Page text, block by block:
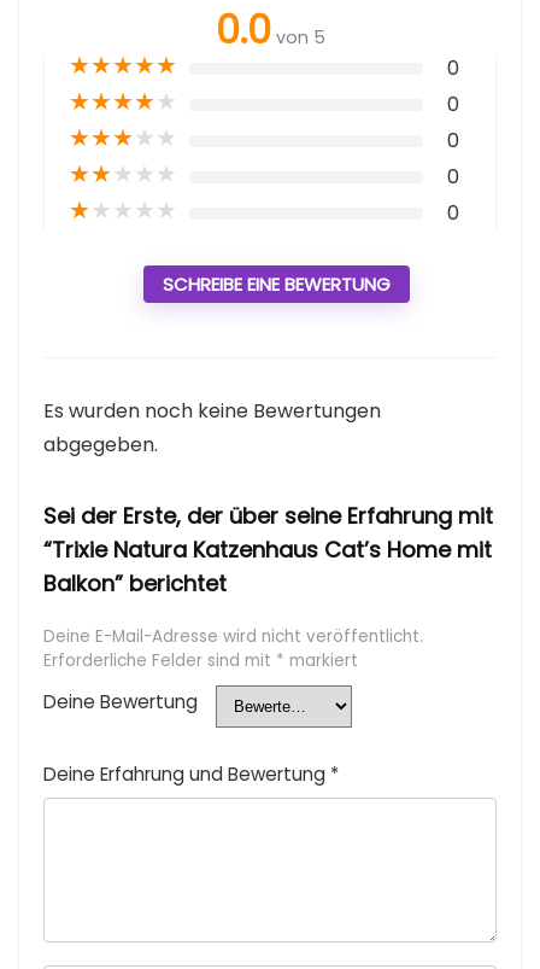
0.0 von 5
★★★★★ 0
★★★★★ 0
★★★★★ 0
★★★★★ 0
★★★★★ 0
SCHREIBE EINE BEWERTUNG
Es wurden noch keine Bewertungen
abgegeben.
Sei der Erste, der über seine Erfahrung mit
“Trixie Natura Katzenhaus Cat’s Home mit
Balkon” berichtet
Deine E-Mail-Adresse wird nicht veröffentlicht.
Erforderliche Felder sind mit * markiert
Deine Bewertung
Deine Erfahrung und Bewertung *